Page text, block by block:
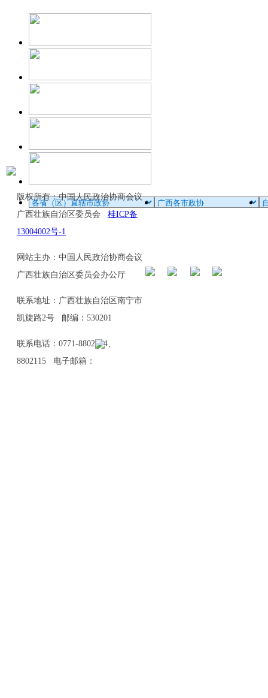
版权所有：中国人民政治协商会议
广西壮族自治区委员会 桂ICP备
13004002号-1
网站主办：中国人民政治协商会议
广西壮族自治区委员会办公厅
联系地址：广西壮族自治区南宁市
凯旋路2号 邮编：530201
联系电话：0771-8802114、
8802115 电子邮箱：